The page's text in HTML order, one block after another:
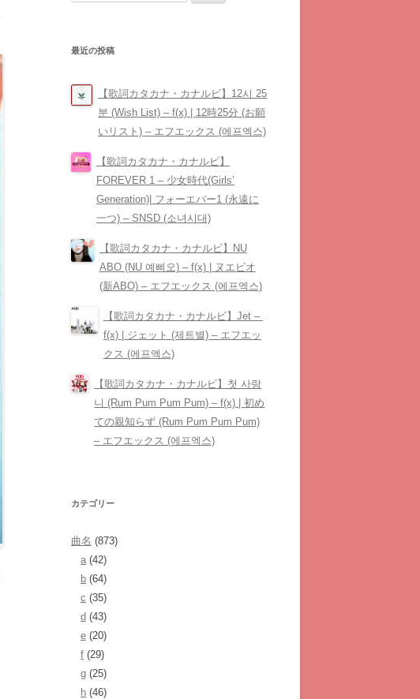
最近の投稿
【歌詞カタカナ・カナルビ】12시 25
분 (Wish List) – ​f(x) | 12時25分 (お願
いリスト) – エフエックス (에프엑스)
【歌詞カタカナ・カナルビ】
FOREVER 1 – 少女時代(Girls’
Generation)| フォーエバー1 (永遠に
一つ) – SNSD (소녀시대)
【歌詞カタカナ・カナルビ】NU
ABO (NU 예삐오) – ​f(x) | ヌエビオ
(新ABO) – エフエックス (에프엑스)
【歌詞カタカナ・カナルビ】Jet – ​
f(x) | ジェット (제트별) – エフエッ
クス (에프엑스)
【歌詞カタカナ・カナルビ】첫 사랑
니 (Rum Pum Pum Pum) – ​f(x) | 初め
ての親知らず (Rum Pum Pum Pum)
– エフエックス (에프엑스)
カテゴリー
曲名 (873)
a (42)
b (64)
c (35)
d (43)
e (20)
f (29)
g (25)
h (46)